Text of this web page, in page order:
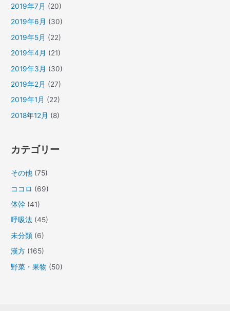
2019年7月 (20)
2019年6月 (30)
2019年5月 (22)
2019年4月 (21)
2019年3月 (30)
2019年2月 (27)
2019年1月 (22)
2018年12月 (8)
カテゴリー
その他 (75)
ココロ (69)
体幹 (41)
呼吸法 (45)
未分類 (6)
漢方 (165)
野菜・果物 (50)